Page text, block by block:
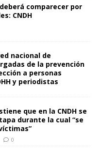
comparecer por
CNDH
nacional de
de la prevención
a personas
y periodistas
que en la CNDH se
durante la cual “se
0